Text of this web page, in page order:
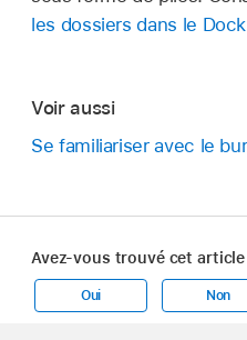
les dossiers dans le Dock
Voir aussi
Se familiariser avec le
Avez-vous trouvé cet
Oui Non